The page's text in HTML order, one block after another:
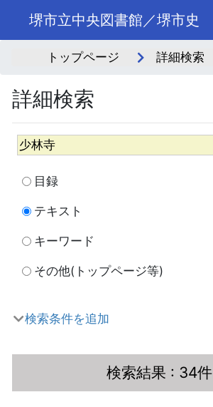
堺市立中央図書館／堺市史
トップページ 詳細検索
詳細検索
目録
テキスト
キーワード
その他(トップページ等)
検索条件を追加
検索結果 : 34件